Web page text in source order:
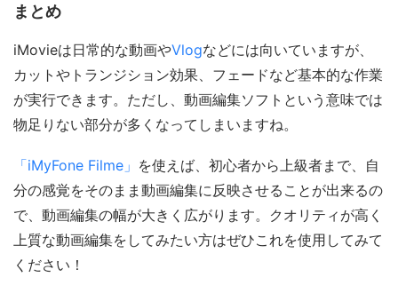
まとめ
iMovieは日常的な動画やVlogなどには向いていますが、
カットやトランジション効果、フェードなど基本的な作業
が実行できます。ただし、動画編集ソフトという意味では
物足りない部分が多くなってしまいますね。
「iMyFone Filme」 を使えば、初心者から上級者まで、自
分の感覚をそのまま動画編集に反映させることが出来るの
で、動画編集の幅が大きく広がります。クオリティが高く
上質な動画編集をしてみたい方はぜひこれを使用してみて
ください！